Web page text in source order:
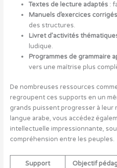
Textes de lecture adaptés:
Manuels d’exercices corrigés
des structures.
Livret d’activités
ludique.
Programmes de grammaire
vers une maîtrise plus
De nombreuses ressources
regroupent ces supports en un
grands puissent progresser à leur
langue arabe, vous accédez
intellectuelle impressionnante,
compréhension entre les peuples.
Support Objectif